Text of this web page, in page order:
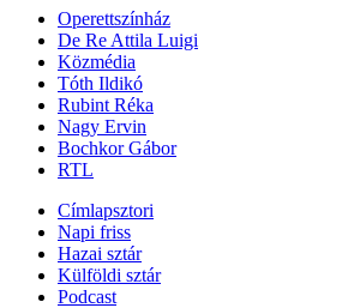
Operettszínház
De Re Attila Luigi
Közmédia
Tóth Ildikó
Rubint Réka
Nagy Ervin
Bochkor Gábor
RTL
Címlapsztori
Napi friss
Hazai sztár
Külföldi sztár
Podcast